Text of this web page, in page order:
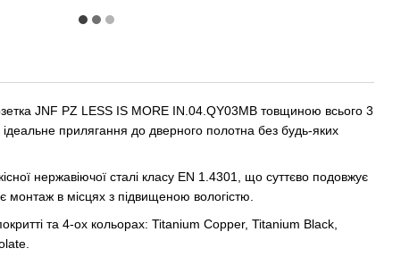
JNF PZ LESS IS MORE IN.04.QY03MB товщиною всього 3
прилягання до дверного полотна без будь-яких
нержавіючої сталі класу EN 1.4301, що суттєво подовжує
монтаж в місцях з підвищеною вологістю.
та 4-ох кольорах: Titanium Copper, Titanium Black,